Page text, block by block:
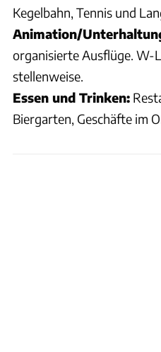
Kegelbahn, Tennis und
Animation/
organisierte Ausflüge.
stellenweise.
Essen und Trinken:
Biergarten, Geschäfte im